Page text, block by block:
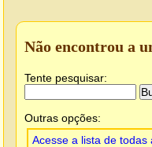
Não encontrou a
Tente pesquisar:
Outras opções:
Acesse a lista de